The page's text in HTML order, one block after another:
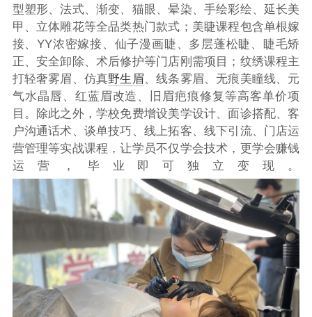
型塑形、法式、渐变、猫眼、晕染、手绘彩绘、延长美
甲、立体雕花等全品类热门款式；美睫课程包含单根嫁
接、YY浓密嫁接、仙子漫画睫、多层蓬松睫、睫毛矫
正、安全卸除、术后修护等门店刚需项目；纹绣课程主
打轻奢雾眉、仿真野生眉、线条雾眉、无痕美瞳线、元
气水晶唇、红蓝眉改造、旧眉疤痕修复等高客单价项
目。除此之外，学校免费增设美学设计、面诊搭配、客
户沟通话术、谈单技巧、线上拓客、线下引流、门店运
营管理等实战课程，让学员不仅学会技术，更学会赚钱
运营，毕业即可独立变现。